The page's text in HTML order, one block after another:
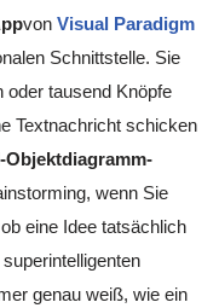
von Visual Paradigm
Schnittstelle. Sie
oder tausend Knöpfe
Textnachricht schicken
Objektdiagramm-
wenn Sie
eine Idee tatsächlich
genau weiß, wie ein